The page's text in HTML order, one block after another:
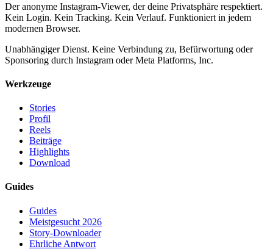
Der anonyme Instagram-Viewer, der deine Privatsphäre respektiert.
Kein Login. Kein Tracking. Kein Verlauf. Funktioniert in jedem
modernen Browser.
Unabhängiger Dienst. Keine Verbindung zu, Befürwortung oder
Sponsoring durch Instagram oder Meta Platforms, Inc.
Werkzeuge
Stories
Profil
Reels
Beiträge
Highlights
Download
Guides
Guides
Meistgesucht 2026
Story-Downloader
Ehrliche Antwort